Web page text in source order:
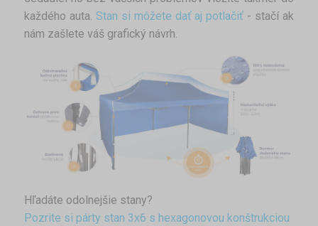
každého auta. Stan si môžete dať aj potlačiť - stačí ak
nám zašlete váš grafický návrh.
Hľadáte odolnejšie stany?
Pozrite si párty stan 3x6 s hexagonovou konštrukciou